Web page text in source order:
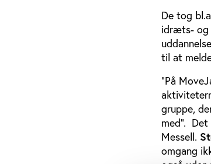
De tog
idræts- og
til at
”På
gruppe,
med”.
Messell.
omgang